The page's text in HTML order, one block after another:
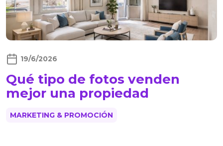
19/6/2026
Qué tipo de fotos venden
mejor una propiedad
MARKETING & PROMOCIÓN